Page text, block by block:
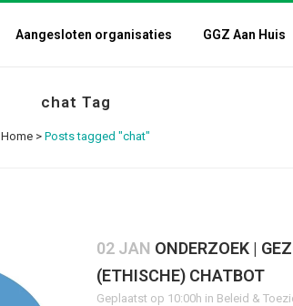
Aangesloten organisaties GGZ Aan Huis
chat Tag
Home > Posts tagged "chat"
02 JAN ONDERZOEK |
(ETHISCHE) CHATBOT
Geplaatst op 10:00h in Beleid &